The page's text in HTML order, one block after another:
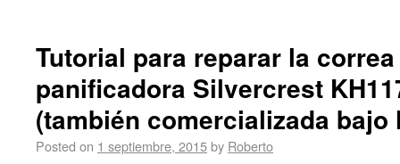
Tutorial para reparar la
panificadora Silvercrest
(también comercializada
Posted on 1 septiembre, 2015by Roberto